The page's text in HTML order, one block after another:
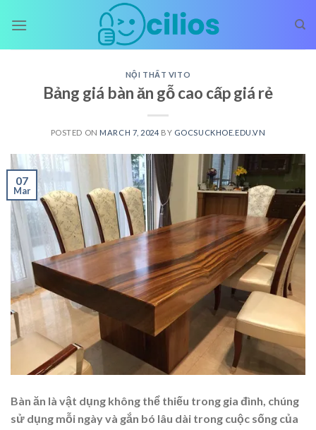
NỘI THẤT VITO
Bảng giá bàn ăn gỗ cao cấp giá rẻ
POSTED ON MARCH 7, 2024 BY GOCSUCKHOE.EDU.VN
07
Mar
Bàn ăn là vật dụng không thể thiếu trong gia đình, chúng
sử dụng mỗi ngày và gắn bó lâu dài trong cuộc sống của